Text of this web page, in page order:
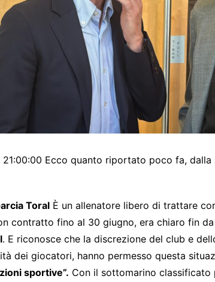
Ecco quanto riportato poco fa, dalla
Toral È un allenatore libero di trattare
contratto fino al 30 giugno, era chiaro fin
. E riconosce che la discrezione del club e
dei giocatori, hanno permesso questa
sportive”. Con il sottomarino classificato